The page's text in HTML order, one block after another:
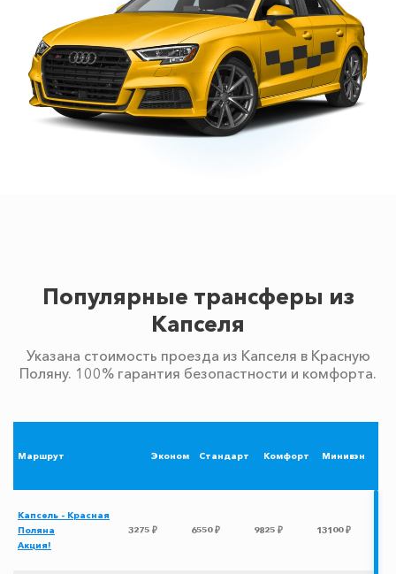
Популярные трансферы из
Капселя
Указана стоимость проезда из Капселя в Красную
Поляну. 100% гарантия безопастности и комфорта.
Маршрут Эконом Стандарт Комфорт Минивэн
Капсель - Красная
Поляна
Акция!
3275 ₽ 6550 ₽ 9825 ₽ 13100 ₽